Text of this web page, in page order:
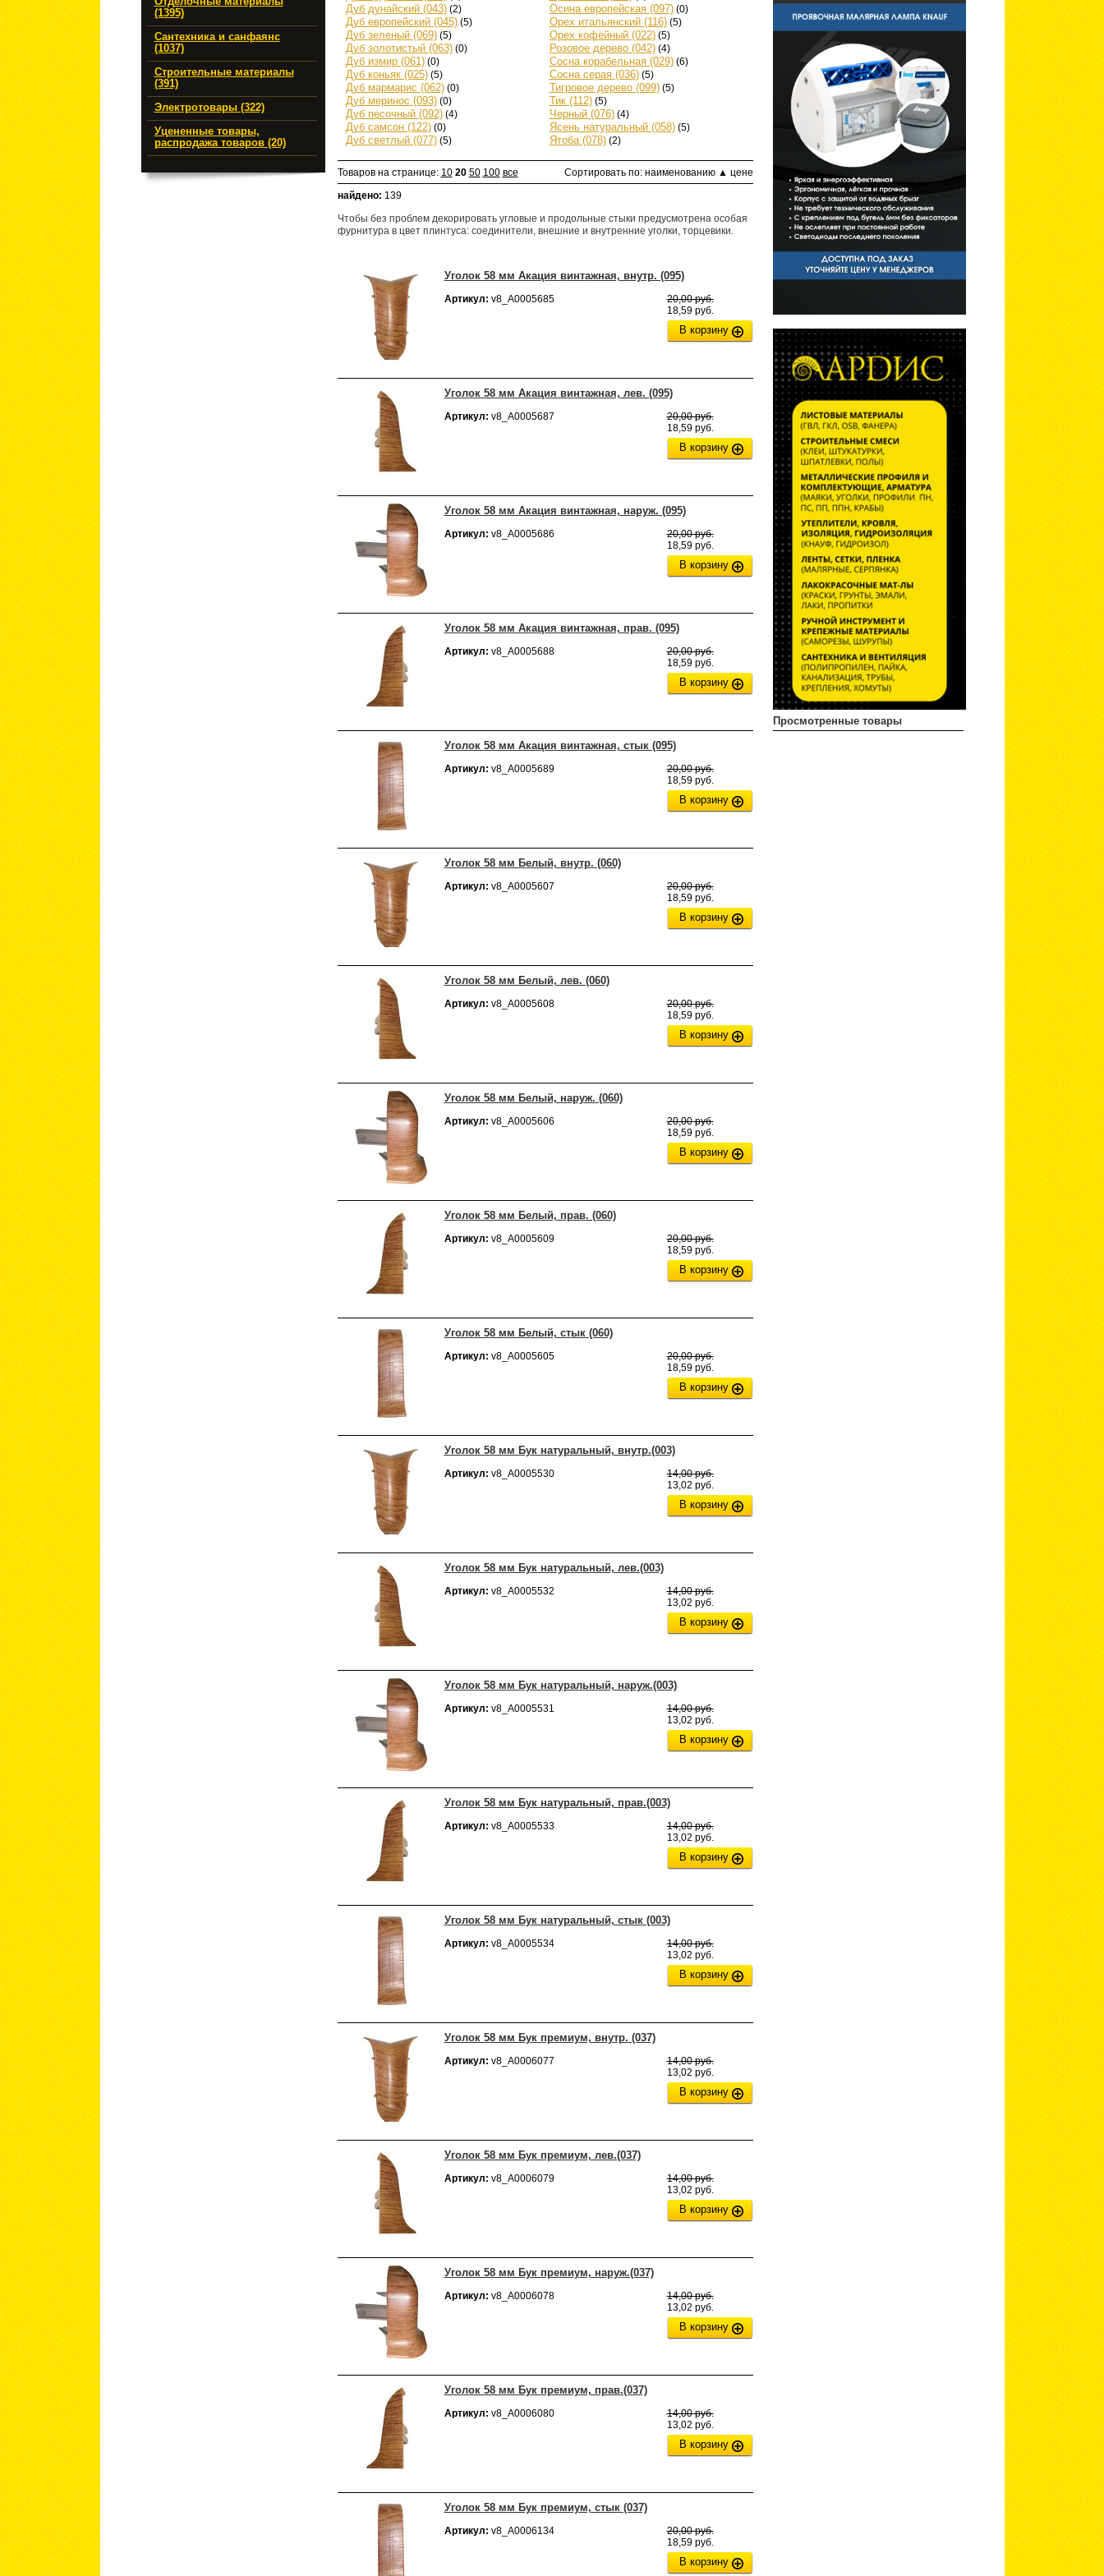
Просмотренные товары
(1395)
Сантехника и санфаянс
(1037)
Строительные материалы
(391)
Электротовары (322)
Уцененные товары,
распродажа товаров (20)
Дуб дунайский (043) (2)
Дуб европейский (045) (5)
Дуб зеленый (069) (5)
Дуб золотистый (063) (0)
Дуб измир (061) (0)
Дуб коньяк (025) (5)
Дуб мармарис (062) (0)
Дуб меринос (093) (0)
Дуб песочный (092) (4)
Дуб самсон (122) (0)
Дуб светлый (077) (5)
Осина европейская (097) (0)
Орех итальянский (116) (5)
Орех кофейный (022) (5)
Розовое дерево (042) (4)
Сосна корабельная (029) (6)
Сосна серая (036) (5)
Тигровое дерево (099) (5)
Тик (112) (5)
Черный (076) (4)
Ясень натуральный (058) (5)
Ятоба (078) (2)
Товаров на странице: 10 20 50 100 все Сортировать по: наименованию ▲ цене
найдено: 139
Чтобы без проблем декорировать угловые и продольные стыки предусмотрена особая
фурнитура в цвет плинтуса: соединители, внешние и внутренние уголки, торцевики.
Уголок 58 мм Акация винтажная, внутр. (095)
Артикул: v8_А0005685
20,00 руб.
18,59 руб.
В корзину
Уголок 58 мм Акация винтажная, лев. (095)
Артикул: v8_А0005687
20,00 руб.
18,59 руб.
В корзину
Уголок 58 мм Акация винтажная, наруж. (095)
Артикул: v8_А0005686
20,00 руб.
18,59 руб.
В корзину
Уголок 58 мм Акация винтажная, прав. (095)
Артикул: v8_А0005688
20,00 руб.
18,59 руб.
В корзину
Уголок 58 мм Акация винтажная, стык (095)
Артикул: v8_А0005689
20,00 руб.
18,59 руб.
В корзину
Уголок 58 мм Белый, внутр. (060)
Артикул: v8_А0005607
20,00 руб.
18,59 руб.
В корзину
Уголок 58 мм Белый, лев. (060)
Артикул: v8_А0005608
20,00 руб.
18,59 руб.
В корзину
Уголок 58 мм Белый, наруж. (060)
Артикул: v8_А0005606
20,00 руб.
18,59 руб.
В корзину
Уголок 58 мм Белый, прав. (060)
Артикул: v8_А0005609
20,00 руб.
18,59 руб.
В корзину
Уголок 58 мм Белый, стык (060)
Артикул: v8_А0005605
20,00 руб.
18,59 руб.
В корзину
Уголок 58 мм Бук натуральный, внутр.(003)
Артикул: v8_А0005530
14,00 руб.
13,02 руб.
В корзину
Уголок 58 мм Бук натуральный, лев.(003)
Артикул: v8_А0005532
14,00 руб.
13,02 руб.
В корзину
Уголок 58 мм Бук натуральный, наруж.(003)
Артикул: v8_А0005531
14,00 руб.
13,02 руб.
В корзину
Уголок 58 мм Бук натуральный, прав.(003)
Артикул: v8_А0005533
14,00 руб.
13,02 руб.
В корзину
Уголок 58 мм Бук натуральный, стык (003)
Артикул: v8_А0005534
14,00 руб.
13,02 руб.
В корзину
Уголок 58 мм Бук премиум, внутр. (037)
Артикул: v8_А0006077
14,00 руб.
13,02 руб.
В корзину
Уголок 58 мм Бук премиум, лев.(037)
Артикул: v8_А0006079
14,00 руб.
13,02 руб.
В корзину
Уголок 58 мм Бук премиум, наруж.(037)
Артикул: v8_А0006078
14,00 руб.
13,02 руб.
В корзину
Уголок 58 мм Бук премиум, прав.(037)
Артикул: v8_А0006080
14,00 руб.
13,02 руб.
В корзину
Уголок 58 мм Бук премиум, стык (037)
Артикул: v8_А0006134
20,00 руб.
18,59 руб.
В корзину